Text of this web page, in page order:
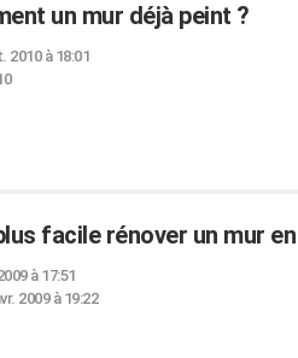
un mur déjà peint ?
2010 à 18:01
facile rénover un mur
à 17:51
2009 à 19:22